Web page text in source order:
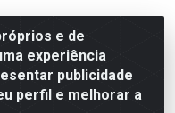
e de
experiência
publicidade
perfil e melhorar a
LTDA - BA-052,
000 - CNPJ
75